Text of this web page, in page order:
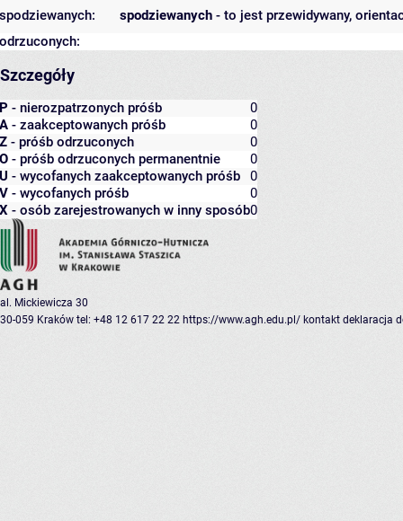
spodziewanych - to jest przewidywany,
spodziewanych:
odrzuconych:
Szczegóły
P - nierozpatrzonych próśb
0
A - zaakceptowanych próśb
0
Z - próśb odrzuconych
0
O - próśb odrzuconych permanentnie
0
U - wycofanych zaakceptowanych próśb
0
V - wycofanych próśb
0
X - osób zarejestrowanych w inny sposób0
al. Mickiewicza 30
30-059 Kraków tel: +48 12 617 22 22 https://www.agh.edu.pl/ kontakt deklaracja